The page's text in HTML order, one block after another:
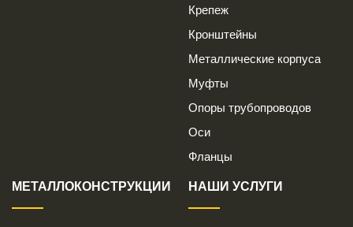
Крепеж
Кронштейны
Металлические корпуса
Муфты
Опоры трубопроводов
Оси
Фланцы
МЕТАЛЛОКОНСТРУКЦИИ НАШИ УСЛУГИ